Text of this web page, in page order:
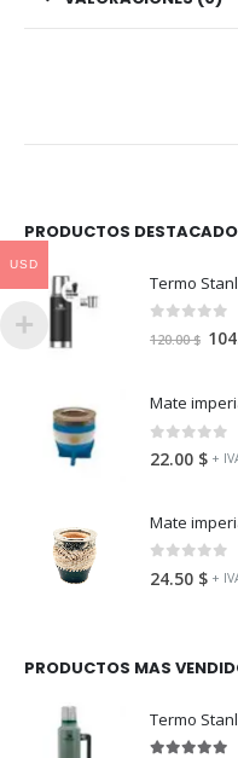
PRODUCTOS
Termo
fuera
120.00$
Mate
fuera
22.00 $ +
fuera
24.50 $ +
PRODUCTOS MAS
Termo
USD